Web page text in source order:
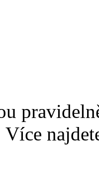
Více